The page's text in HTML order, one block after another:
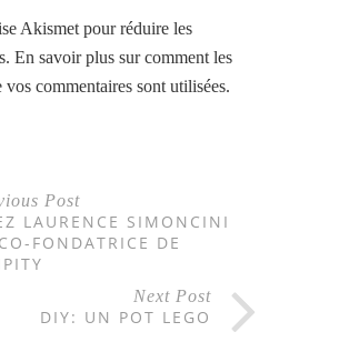
Akismet pour réduire les
En savoir plus sur comment les
vos commentaires sont utilisées.
Post
LAURENCE SIMONCINI
FONDATRICE DE
Next Post
DIY: UN POT LEGO